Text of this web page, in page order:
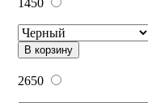
1450
В корзину
2650